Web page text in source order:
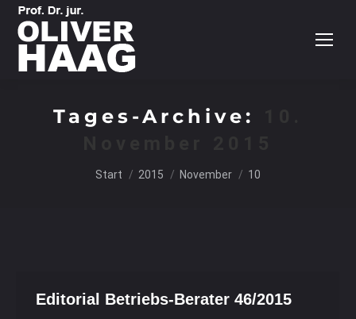
Tages-Archive:
Sie befinden sich hier:
Start 2015 November 10
Editorial Betriebs-Berater 46/2015